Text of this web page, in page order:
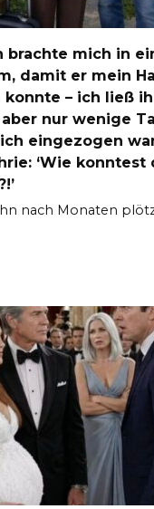
brachte mich in
damit er mein
– ich ließ
nur wenige
eingezogen
‘Wie konntest
nach Monaten